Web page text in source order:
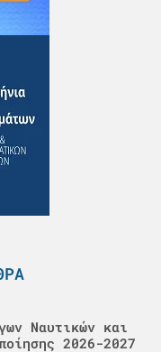
Ναυτικών και
2026-2027